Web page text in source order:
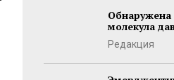
Обнаружена
молекула
Редакция